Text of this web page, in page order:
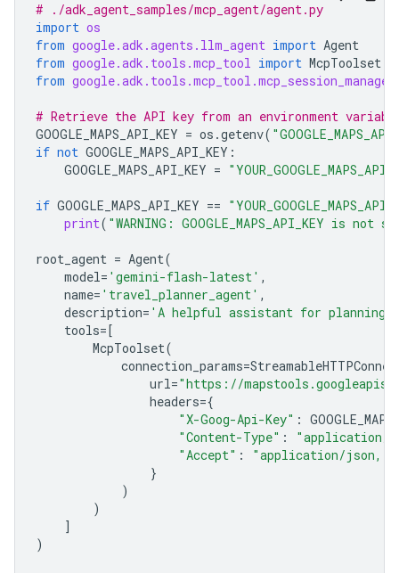
# ./adk_agent_samples/mcp_agent/agent.py
import os
from google.adk.agents.llm_agent import Agent
from google.adk.tools.mcp_tool import McpToolset
from google.adk.tools.mcp_tool.mcp_session_manager
# Retrieve the API key from an environment
GOOGLE_MAPS_API_KEY = os .getenv(
if not GOOGLE_MAPS_API_KEY :
GOOGLE_MAPS_API_KEY =
if GOOGLE_MAPS_API_KEY ==
print( "WARNING: GOOGLE_MAPS_API_KEY is not
root_agent = Agent(
model= 'gemini-flash-latest' ,
name= 'travel_planner_agent' ,
description= 'A helpful assistant for planning
tools=[
McpToolset(
connection_params=
url="https://
headers={
"X-Goog-Api-Key" :
"Content-Type" :
"application/
"Accept" :
"application/json,
}
)
)
]
)